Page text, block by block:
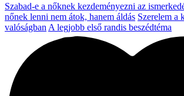
Szabad-e a nőknek kezdeményezni az
nőnek lenni nem átok, hanem áldás Szerelem a
valóságban A legjobb első randis beszédtéma